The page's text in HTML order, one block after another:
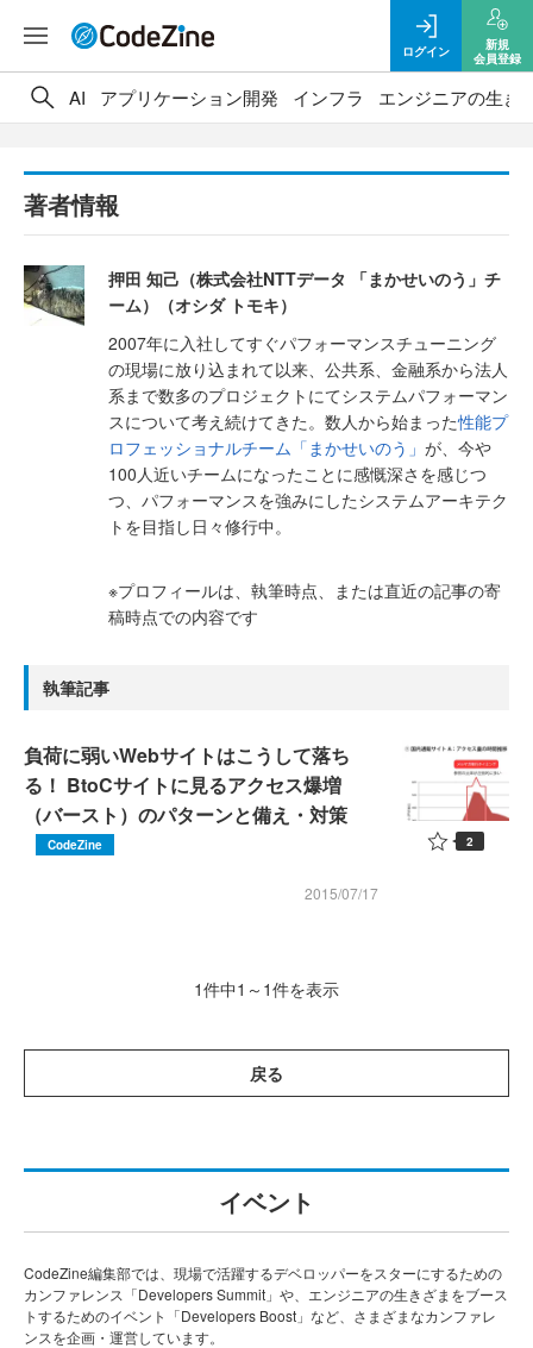
ログイン
新規
会員登録
AI アプリケーション開発 インフラ エンジニアの生き
著者情報
押田 知己（株式会社NTTデータ 「まかせいのう」チ
ーム）（オシダ トモキ）
2007年に入社してすぐパフォーマンスチューニング
の現場に放り込まれて以来、公共系、金融系から法人
系まで数多のプロジェクトにてシステムパフォーマン
スについて考え続けてきた。数人から始まった性能プ
ロフェッショナルチーム「まかせいのう」が、今や
100人近いチームになったことに感慨深さを感じつ
つ、パフォーマンスを強みにしたシステムアーキテク
トを目指し日々修行中。
※プロフィールは、執筆時点、または直近の記事の寄
稿時点での内容です
執筆記事
負荷に弱いWebサイトはこうして落ち
る！ BtoCサイトに見るアクセス爆増
（バースト）のパターンと備え・対策
CodeZine
2015/07/17
2
1件中1～1件を表示
戻る
イベント
CodeZine編集部では、現場で活躍するデベロッパーをスターにするための
カンファレンス「Developers Summit」や、エンジニアの生きざまをブース
トするためのイベント「Developers Boost」など、さまざまなカンファレ
ンスを企画・運営しています。